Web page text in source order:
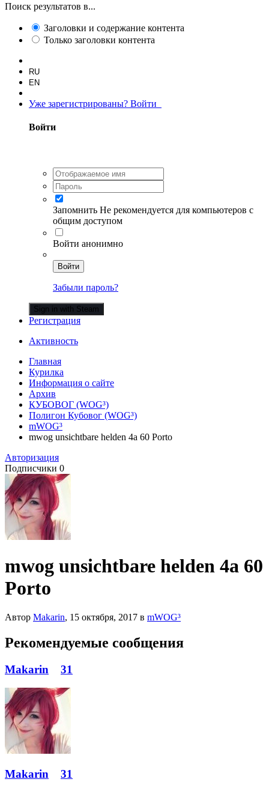
Поиск результатов в...
Заголовки и содержание контента
Только заголовки контента
RU
EN
Уже зарегистрированы? Войти
Войти
Запомнить Не рекомендуется для компьютеров с
общим доступом
Войти анонимно
Войти
Забыли пароль?
Sign in with Steam
Регистрация
Активность
Главная
Курилка
Информация о сайте
Архив
КУБОВОГ (WOG³)
Полигон Кубовог (WOG³)
mWOG³
mwog unsichtbare helden 4a 60 Porto
Авторизация
Подписчики 0
mwog unsichtbare helden 4a 60
Porto
Автор Makarin, 15 октября, 2017 в mWOG³
Рекомендуемые сообщения
Makarin 31
Makarin 31